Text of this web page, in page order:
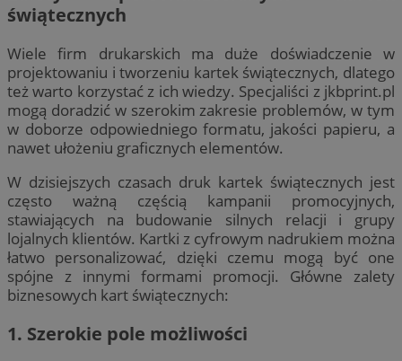
świątecznych
Wiele firm drukarskich ma duże doświadczenie w
projektowaniu i tworzeniu kartek świątecznych, dlatego
też warto korzystać z ich wiedzy. Specjaliści z jkbprint.pl
mogą doradzić w szerokim zakresie problemów, w tym
w doborze odpowiedniego formatu, jakości papieru, a
nawet ułożeniu graficznych elementów.
W dzisiejszych czasach druk kartek świątecznych jest
często ważną częścią kampanii promocyjnych,
stawiających na budowanie silnych relacji i grupy
lojalnych klientów. Kartki z cyfrowym nadrukiem można
łatwo personalizować, dzięki czemu mogą być one
spójne z innymi formami promocji. Główne zalety
biznesowych kart świątecznych:
1. Szerokie pole możliwości